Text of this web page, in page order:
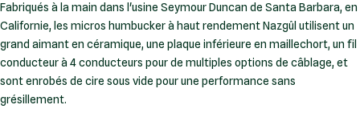
Fabriqués à la main dans l'usine Seymour Duncan de Santa Barbara, en
Californie, les micros humbucker à haut rendement Nazgûl utilisent un
grand aimant en céramique, une plaque inférieure en maillechort, un fil
conducteur à 4 conducteurs pour de multiples options de câblage, et
sont enrobés de cire sous vide pour une performance sans
grésillement.